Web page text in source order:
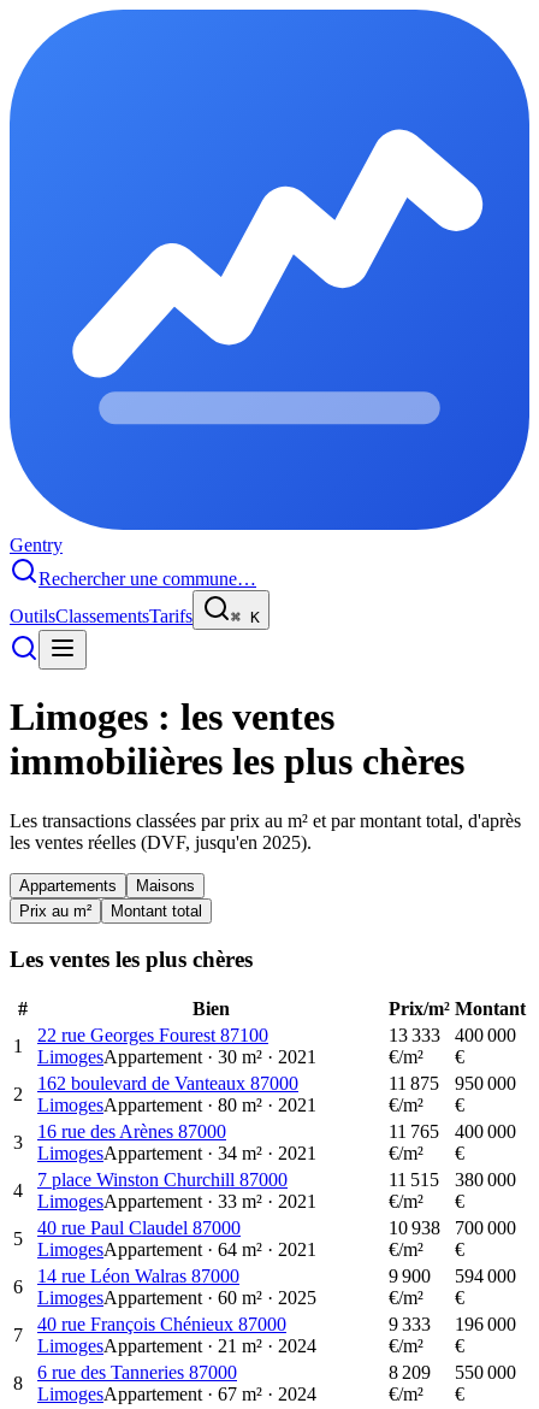
Gentry
Rechercher une commune…
OutilsClassementsTarifs ⌘ K
Limoges : les ventes
immobilières les plus chères
Les transactions classées par prix au m² et par montant total, d'après
les ventes réelles (DVF, jusqu'en 2025).
Appartements
Maisons
Prix au m²
Montant total
Les ventes les plus chères
# Bien Prix/m² Montant
1
22 rue Georges Fourest 87100
LimogesAppartement · 30 m² · 2021
13 333
€/m²
400 000
€
2
162 boulevard de Vanteaux 87000
LimogesAppartement · 80 m² · 2021
11 875
€/m²
950 000
€
3
16 rue des Arènes 87000
LimogesAppartement · 34 m² · 2021
11 765
€/m²
400 000
€
4
7 place Winston Churchill 87000
LimogesAppartement · 33 m² · 2021
11 515
€/m²
380 000
€
5
40 rue Paul Claudel 87000
LimogesAppartement · 64 m² · 2021
10 938
€/m²
700 000
€
6
14 rue Léon Walras 87000
LimogesAppartement · 60 m² · 2025
9 900
€/m²
594 000
€
7
40 rue François Chénieux 87000
LimogesAppartement · 21 m² · 2024
9 333
€/m²
196 000
€
8
6 rue des Tanneries 87000
LimogesAppartement · 67 m² · 2024
8 209
€/m²
550 000
€